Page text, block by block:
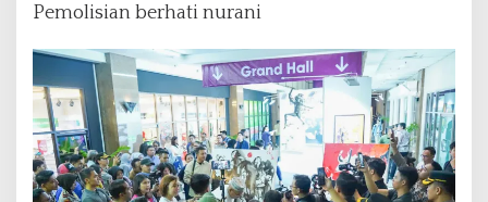
o
u
M
e
n
g
g
Pemolisian berhati nurani